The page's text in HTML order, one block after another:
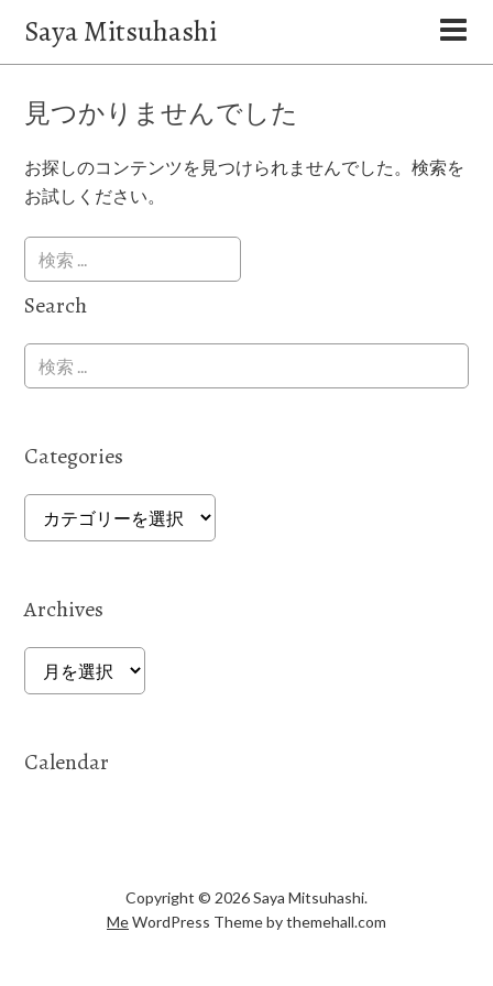
Saya Mitsuhashi
見つかりませんでした
お探しのコンテンツを見つけられませんでした。検索を
お試しください。
Search
Categories
Categories
Archives
Archives
Calendar
Copyright © 2026 Saya Mitsuhashi.
MeWordPress Theme by themehall.com